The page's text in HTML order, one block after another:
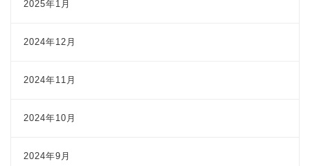
2025年1月
2024年12月
2024年11月
2024年10月
2024年9月